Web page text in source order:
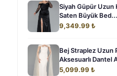
Siyah Güpür Uzun
Saten Büyük Bed...
9,349.99 ₺
Bej Straplez Uzun
Aksesuarlı Dantel
5,099.99 ₺